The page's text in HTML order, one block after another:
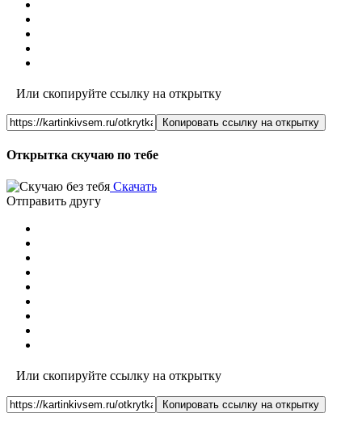
Или скопируйте ссылку на открытку
Копировать ссылку на открытку
Открытка скучаю по тебе
Скачать
Отправить другу
Или скопируйте ссылку на открытку
Копировать ссылку на открытку